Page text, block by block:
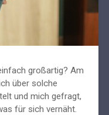
großartig? Am
über solche
und mich gefragt,
für sich vernäht.